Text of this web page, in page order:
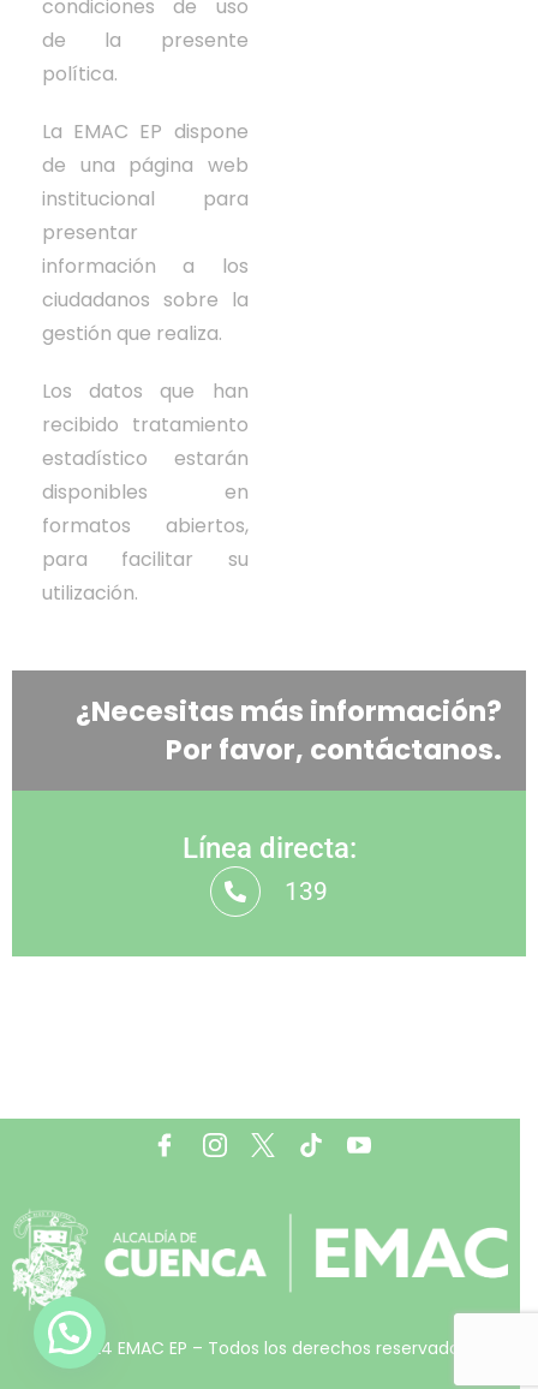
condiciones de uso
de la presente
política.
La EMAC EP dispone
de una página web
institucional para
presentar
información a los
ciudadanos sobre la
gestión que realiza.
Los datos que han
recibido tratamiento
estadístico estarán
disponibles en
formatos abiertos,
para facilitar su
utilización.
¿Necesitas más información?
Por favor, contáctanos.
Línea directa:
139
© 2024 EMAC EP – Todos los derechos reservados